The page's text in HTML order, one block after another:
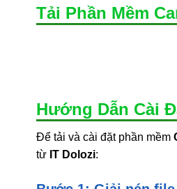
Tải Phần Mềm
Hướng Dẫn Cài
Để tải và cài đặt phần mềm
từ IT Dolozi: